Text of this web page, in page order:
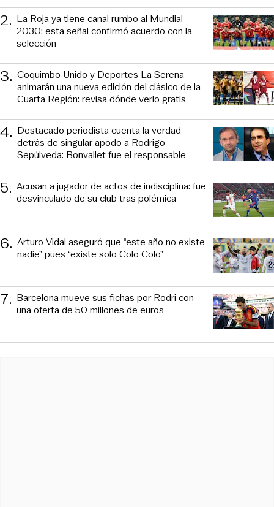
2. La Roja ya tiene canal rumbo al Mundial
2030: esta señal confirmó acuerdo con la
selección
3. Coquimbo Unido y Deportes La Serena
animarán una nueva edición del clásico de la
Cuarta Región: revisa dónde verlo gratis
4. Destacado periodista cuenta la verdad
detrás de singular apodo a Rodrigo
Sepúlveda: Bonvallet fue el responsable
5. Acusan a jugador de actos de indisciplina: fue
desvinculado de su club tras polémica
6. Arturo Vidal aseguró que “este año no existe
nadie” pues “existe solo Colo Colo”
7. Barcelona mueve sus fichas por Rodri con
una oferta de 50 millones de euros